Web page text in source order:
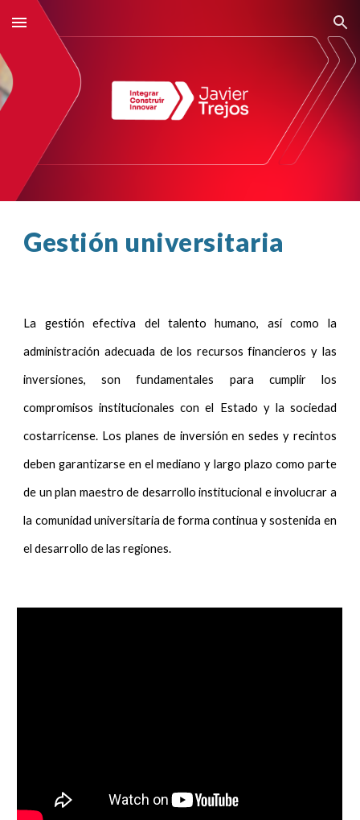
Skip to main content Skip to navigation
Gestión universitaria
La gestión efectiva del talento humano, así como la
administración adecuada de los recursos financieros y las
inversiones, son fundamentales para cumplir los
compromisos institucionales con el Estado y la sociedad
costarricense. Los planes de inversión en sedes y recintos
deben garantizarse en el mediano y largo plazo como parte
de un plan maestro de desarrollo institucional e involucrar a
la comunidad universitaria de forma continua y sostenida en
el desarrollo de las regiones.